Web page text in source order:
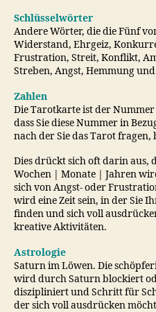
Schlüsselwörter
Andere Wörter, die die Fünf
Widerstand, Ehrgeiz,
Frustration, Streit, Konflikt,
Streben, Angst, Hemmung
Zahlen
Die Tarotkarte ist der
dass Sie diese Nummer in
nach der Sie das Tarot fragen,
Dies drückt sich oft darin aus,
Wochen | Monate | Jahren
sich von Angst- oder
wird eine Zeit sein, in der Sie
finden und sich voll
kreative Aktivitäten.
Astrologie
Saturn im Löwen. Die
wird durch Saturn blockiert
diszipliniert und Schritt für
der sich voll ausdrücken